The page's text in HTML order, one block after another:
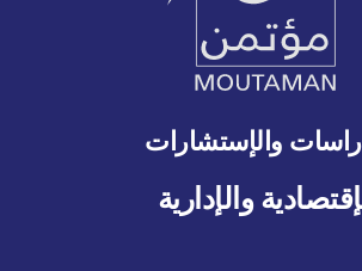
والإستشارات
والإدارية